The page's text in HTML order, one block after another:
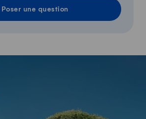
Poser une question